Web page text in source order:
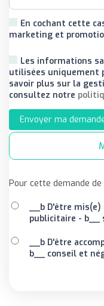
En cochant cette
marketing et
Les informations
utilisées uniquement
savoir plus sur la
consultez notre
Envoyer ma
Pour cette demande de
__b D'être
publicitaire - b__
__b D'être
b__ conseil et